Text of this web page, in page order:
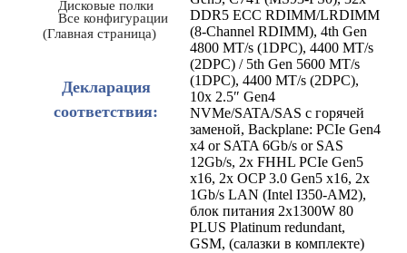
DDR5 ECC RDIMM/LRDIMM
(8-Channel RDIMM), 4th Gen
4800 MT/s (1DPC), 4400 MT/s
(2DPC) / 5th Gen 5600 MT/s
(1DPC), 4400 MT/s (2DPC),
10x 2.5″ Gen4
NVMe/SATA/SAS с горячей
заменой, Backplane: PCIe Gen4
x4 or SATA 6Gb/s or SAS
12Gb/s, 2x FHHL PCIe Gen5
x16, 2x OCP 3.0 Gen5 x16, 2x
1Gb/s LAN (Intel I350-AM2),
блок питания 2x1300W 80
PLUS Platinum redundant,
GSM, (салазки в комплекте)
Дисковые полки
Все конфигурации
(Главная страница)
Декларация
соответствия: